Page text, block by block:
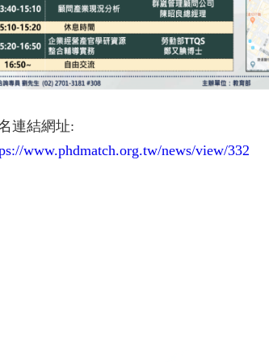
連結網址:
www.phdmatch.org.tw/news/view/332